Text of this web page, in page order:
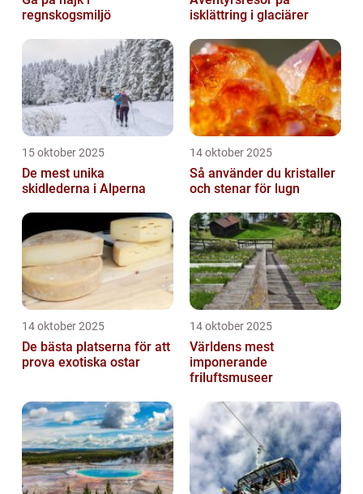
regnskogsmiljö
isklättring i glaciärer
15 oktober 2025
De mest unika
skidlederna i Alperna
14 oktober 2025
Så använder du kristaller
och stenar för lugn
14 oktober 2025
De bästa platserna för att
prova exotiska ostar
14 oktober 2025
Världens mest
imponerande
friluftsmuseer